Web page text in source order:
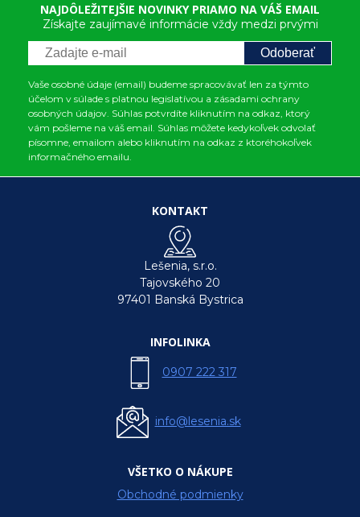
NAJDÔLEŽITEJŠIE NOVINKY PRIAMO NA VÁŠ EMAIL
Získajte zaujímavé informácie vždy medzi prvými
Odoberať
Vaše osobné údaje (email) budeme spracovávať len za týmto
účelom v súlade s platnou legislatívou a zásadami ochrany
osobných údajov. Súhlas potvrdíte kliknutím na odkaz, ktorý
vám pošleme na váš email. Súhlas môžete kedykoľvek odvolať
písomne, emailom alebo kliknutím na odkaz z ktoréhokoľvek
informačného emailu.
KONTAKT
Lešenia, s.r.o.
Tajovského 20
97401 Banská Bystrica
INFOLINKA
0907 222 317
info@lesenia.sk
VŠETKO O NÁKUPE
Obchodné podmienky